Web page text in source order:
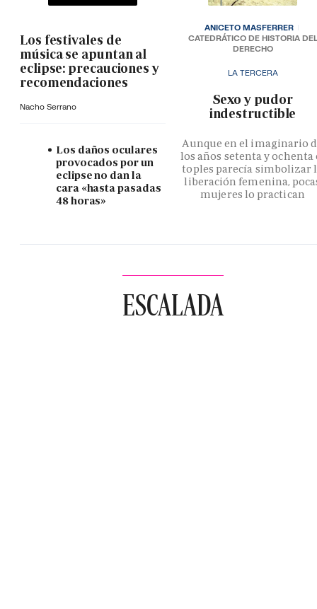
Los festivales de
música se apuntan al
eclipse: precauciones y
recomendaciones
Nacho Serrano
Los daños oculares
provocados por un
eclipse no dan la
cara «hasta pasadas
48 horas»
LA TERCERA
­Sexo y pudor
indestructible
Aunque en el imaginario
los años setenta y ochenta
toples parecía simbolizar
liberación femenina,
mujeres lo practican
ANICETO MASFERRER
CATEDRÁTICO DE HISTORIA DEL
DERECHO
ESCALADA